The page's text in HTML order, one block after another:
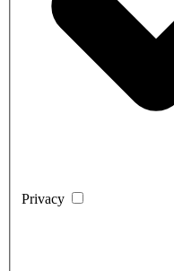
Privacy